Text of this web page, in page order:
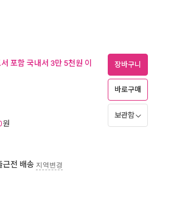
포함 국내서 3만 5천원 이
원
근전 배송 지역변경
장바구니
바로구매
보관함